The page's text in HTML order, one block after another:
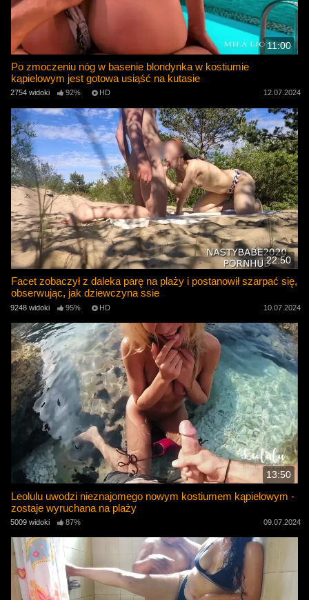
11:00
Po zmoczeniu nóg w basenie blondynka w kostiumie
kąpielowym jest gotowa usiąść na kutasie
2754 widoki 92% HD 12.07.2024
22:50
Facet zobaczył z daleka parę na plaży i postanowił szarpać się,
obserwując, jak dziewczyna ssie
9248 widoki 95% HD 10.07.2024
13:50
Leolulu uwodzi nieznajomego nowym kostiumem kąpielowym -
zostaje wyruchana na plaży
5009 widoki 87% 09.07.2024